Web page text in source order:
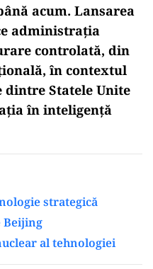
acum. Lansarea
administrația
controlată, din
în contextul
Statele Unite
în inteligență
strategică
Beijing
al tehnologiei